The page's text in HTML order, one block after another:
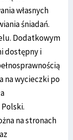
własnych
śniadań.
Dodatkowym
dostępny i
na wycieczki po
na stronach